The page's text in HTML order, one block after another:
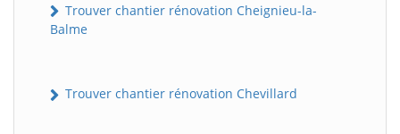
Trouver chantier rénovation Cheignieu-la-
Balme
Trouver chantier rénovation Chevillard